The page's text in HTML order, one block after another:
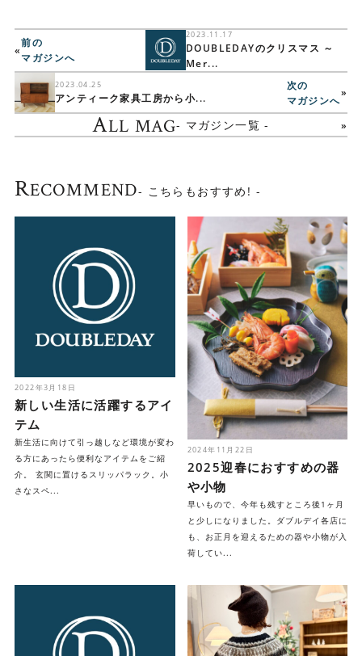
2023.11.17
DOUBLEDAYのクリスマス ～
Mer...
«
前の
マガジンへ
ALL MAG- マガジン一覧 -
2023.04.25
アンティーク家具工房から小...
次の
マガジンへ
»
RECOMMEND- こちらもおすすめ! -
2022年3月18日
新しい生活に活躍するアイ
テム
新生活に向けて引っ越しなど環境が変わ
る方にあったら便利なアイテムをご紹
介。 玄関に置けるスリッパラック。小
さなスペ...
2024年11月22日
2025迎春におすすめの器
や小物
早いもので、今年も残すところ後1ヶ月
と少しになりました。ダブルデイ各店に
も、お正月を迎えるための器や小物が入
荷してい...